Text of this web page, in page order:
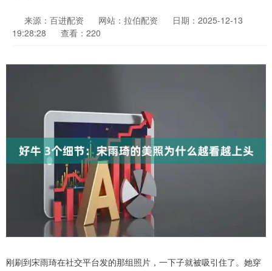
来源：百进配资 网站：拉伯配资
日期：2025-12-13
19:28:28
查看：220
刚刷到宋雨琦在社交平台发的那组照片，一下子就被吸引住了。她穿